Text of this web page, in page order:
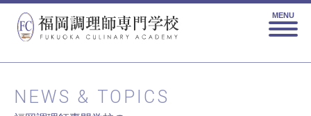
MENU
NEWS & TOPICS